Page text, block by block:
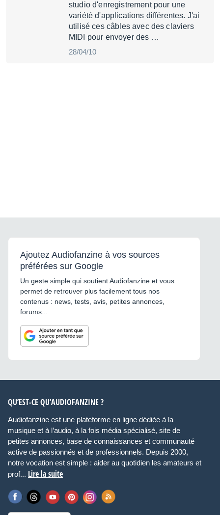
studio d'enregistrement pour une
variété d'applications différentes. J'ai
utilisé ces câbles avec des claviers
MIDI pour envoyer des …
28/04/10
Ajoutez Audiofanzine à vos sources
préférées sur Google
Un geste simple qui soutient Audiofanzine et vous
permet de retrouver plus facilement tous nos
contenus : news, tests, avis, petites annonces,
forums...
QU’EST-CE QU’AUDIOFANZINE ?
Audiofanzine est une plateforme en ligne dédiée à la
musique et à l’audio, à la fois média spécialisé, site de
petites annonces, base de connaissances et communauté
active de passionnés et de professionnels. Depuis 2000,
notre vocation est simple : aider au quotidien les amateurs et
prof... Lire la suite